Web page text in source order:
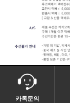
카톡문의